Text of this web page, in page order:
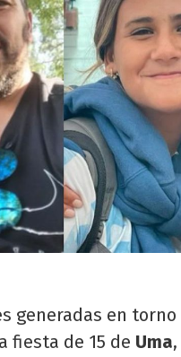
generadas en
fiesta de 15 de Uma